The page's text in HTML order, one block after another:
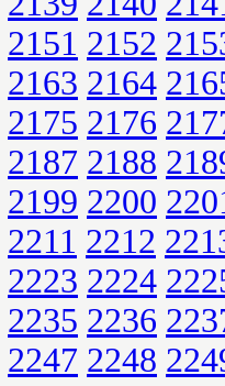
2151 2152
2163 2164
2175 2176
2187 2188
2199 2200
2211 2212
2223 2224
2235 2236
2247 2248